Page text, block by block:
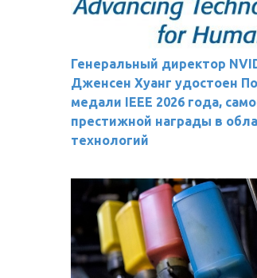
Генеральный директор
Дженсен Хуанг удостоен
медали IEEE 2026 года,
престижной награды в
технологий